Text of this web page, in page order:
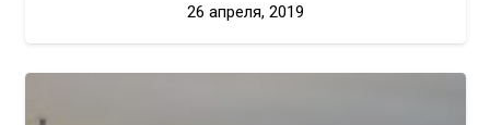
26 апреля, 2019